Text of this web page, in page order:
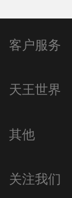
客户服务
天王世界
其他
关注我们